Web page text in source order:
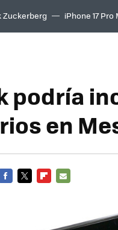
Zuckerberg iPhone 17 Pro
podría
en